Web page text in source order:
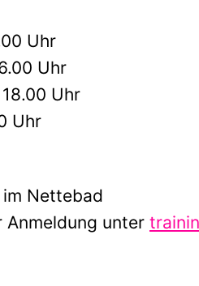
Uhr
Uhr
Uhr
Uhr
Nettebad
unter